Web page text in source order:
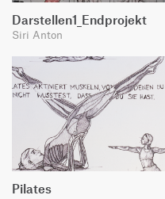
Darstellen1_Endprojekt
Siri Anton
Pilates